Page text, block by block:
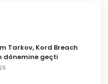
Tarkov, Kord Breach
dönemine geçti